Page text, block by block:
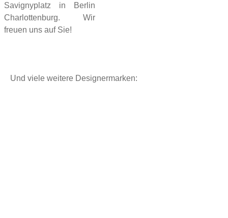
Savignyplatz in Berlin
Charlottenburg. Wir
freuen uns auf Sie!
Und viele weitere Designermarken: